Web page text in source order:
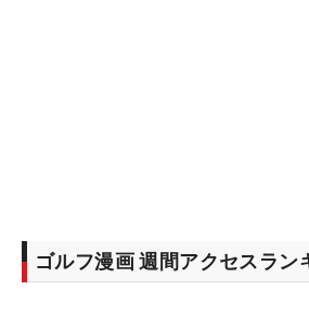
ゴルフ漫画 週間アクセスラン